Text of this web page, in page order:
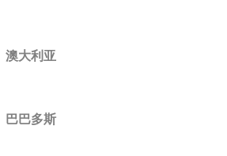
澳大利亚
巴巴多斯